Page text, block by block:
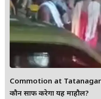
Commotion at
कौन साफ करेगा यह माहौल?